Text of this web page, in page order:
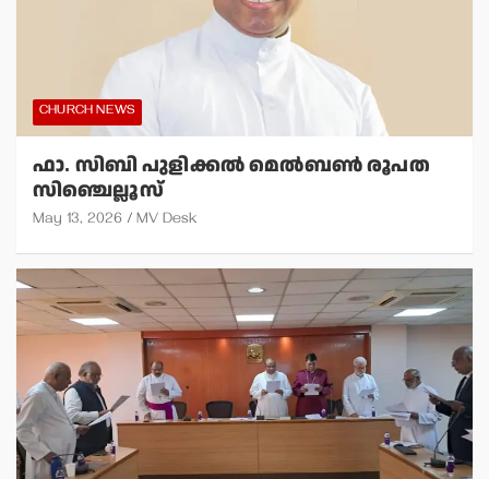
CHURCH NEWS
ഫാ. സിബി പുളിക്കല്‍ മെല്‍ബണ്‍ രൂപത
സിഞ്ചെല്ലൂസ്
May 13, 2026 MV Desk